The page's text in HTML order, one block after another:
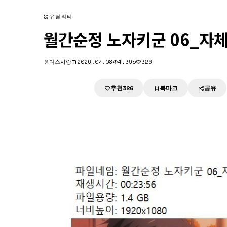
유틸리티
월간순정 노자키군 06_자
디스사랑 2026.07.08 4,395 326
추천326 북마크 공유